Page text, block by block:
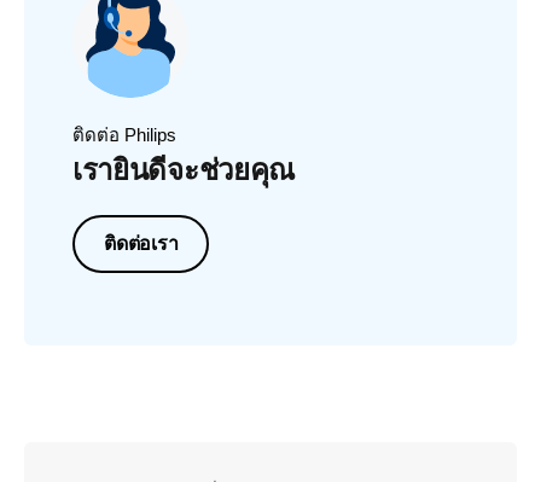
ติดต่อ Philips
เรายินดีจะช่วยคุณ
ติดต่อเรา